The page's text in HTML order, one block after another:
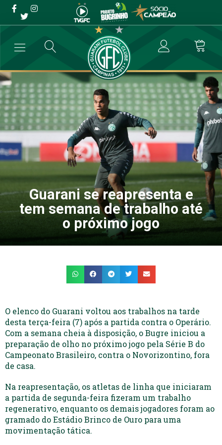
Guarani se reapresenta e
tem semana de trabalho até
o próximo jogo
→ Futebol Profissional → Guarani se reapresenta e tem semana de
Guarani se reapresenta e
tem semana de trabalho até
o próximo jogo
O elenco do Guarani voltou aos trabalhos na tarde
desta terça-feira (7) após a partida contra o Operário.
Com a semana cheia à disposição, o Bugre iniciou a
preparação de olho no próximo jogo pela Série B do
Campeonato Brasileiro, contra o Novorizontino, fora
de casa.
Na reapresentação, os atletas de linha que iniciaram
a partida de segunda-feira fizeram um trabalho
regenerativo, enquanto os demais jogadores foram ao
gramado do Estádio Brinco de Ouro para uma
movimentação tática.